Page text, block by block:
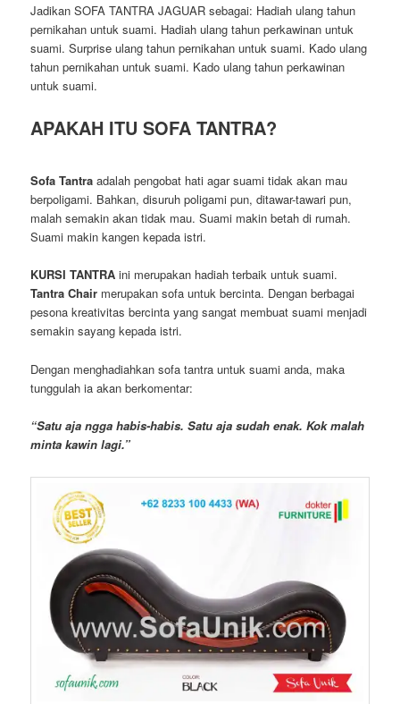
Jadikan SOFA TANTRA JAGUAR sebagai: Hadiah ulang tahun
pernikahan untuk suami. Hadiah ulang tahun perkawinan untuk
suami. Surprise ulang tahun pernikahan untuk suami. Kado ulang
tahun pernikahan untuk suami. Kado ulang tahun perkawinan
untuk suami.
APAKAH ITU SOFA TANTRA?
Sofa Tantra adalah pengobat hati agar suami tidak akan mau
berpoligami. Bahkan, disuruh poligami pun, ditawar-tawari pun,
malah semakin akan tidak mau. Suami makin betah di rumah.
Suami makin kangen kepada istri.
KURSI TANTRA ini merupakan hadiah terbaik untuk suami.
Tantra Chair merupakan sofa untuk bercinta. Dengan berbagai
pesona kreativitas bercinta yang sangat membuat suami menjadi
semakin sayang kepada istri.
Dengan menghadiahkan sofa tantra untuk suami anda, maka
tunggulah ia akan berkomentar:
“Satu aja ngga habis-habis. Satu aja sudah enak. Kok malah
minta kawin lagi.”